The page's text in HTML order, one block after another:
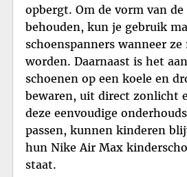
opbergt. Om de vorm van de
behouden, kun je gebruik
schoenspanners wanneer
worden. Daarnaast is het
schoenen op een koele en
bewaren, uit direct zonlicht
deze eenvoudige
passen, kunnen kinderen
hun Nike Air Max
staat.